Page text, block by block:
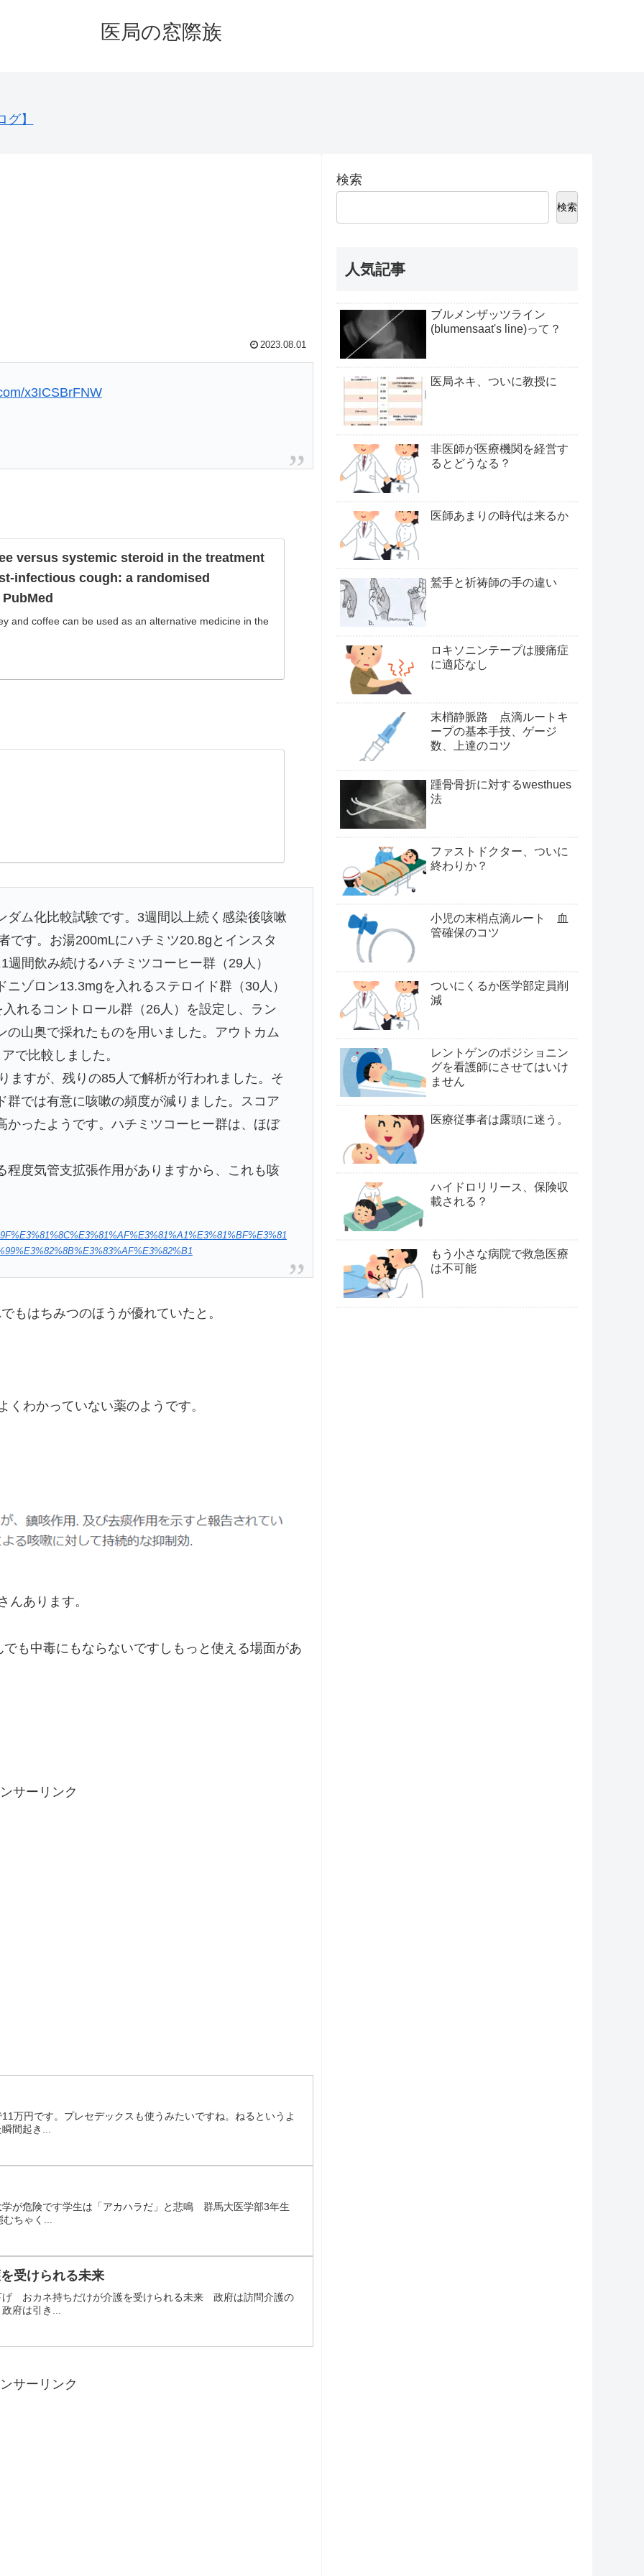
医局の窓際族
】
2023.08.01
x3ICSBrFNW
versus systemic steroid in the treatment
infectious cough: a randomised
and coffee can be used as an alternative medicine in the
ム化比較試験です。3週間以上続く感染後咳嗽
です。お湯200mLにハチミツ20.8gとインスタ
間飲み続けるハチミツコーヒー群（29人）
ゾロン13.3mgを入れるステロイド群（30人）
れるコントロール群（26人）を設定し、ラン
山奥で採れたものを用いました。アウトカム
で比較しました。
すが、残りの85人で解析が行われました。そ
では有意に咳嗽の頻度が減りました。スコア
ったようです。ハチミツコーヒー群は、ほぼ
度気管支拡張作用がありますから、これも咳
もはちみつのほうが優れていたと。
わかっていない薬のようです。
んあります。
も中毒にもならないですしもっと使える場面があ
サーリンク
万円です。プレセデックスも使うみたいですね。ねるというよ
間起き...
が危険です学生は「アカハラだ」と悲鳴 群馬大医学部3年生
ちゃく...
受けられる未来
げ おカネ持ちだけが介護を受けられる未来 政府は訪問介護の
府は引き...
サーリンク
検索
検索
人気記事
ブルメンザッツライン
(blumensaat's line)って？
医局ネキ、ついに教授に
非医師が医療機関を経営す
るとどうなる？
医師あまりの時代は来るか
鷲手と祈祷師の手の違い
ロキソニンテープは腰痛症
に適応なし
末梢静脈路 点滴ルートキ
ープの基本手技、ゲージ
数、上達のコツ
踵骨骨折に対するwesthues
法
ファストドクター、ついに
終わりか？
小児の末梢点滴ルート 血
管確保のコツ
ついにくるか医学部定員削
減
レントゲンのポジショニン
グを看護師にさせてはいけ
ません
医療従事者は露頭に迷う。
ハイドロリリース、保険収
載される？
もう小さな病院で救急医療
は不可能